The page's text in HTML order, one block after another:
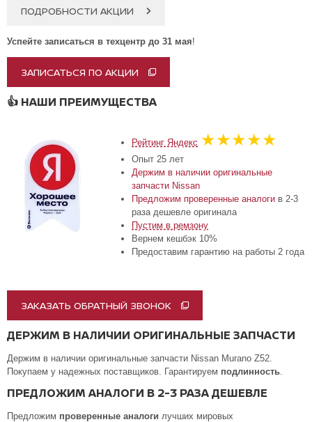
ПОДРОБНОСТИ АКЦИИ
Успейте записаться в техцентр до 31 мая!
ЗАПИСАТЬСЯ ПО АКЦИИ
👍 НАШИ ПРЕИМУЩЕСТВА
Рейтинг Яндекс ★★★★★
Опыт 25 лет
Держим в наличии оригинальные
запчасти Nissan
Предложим проверенные аналоги в 2-3
раза дешевле оригинала
Пустим в ремзону
Вернем кешбэк 10%
Предоставим гарантию на работы 2 года
ЗАКАЗАТЬ ОБРАТНЫЙ ЗВОНОК
ДЕРЖИМ В НАЛИЧИИ ОРИГИНАЛЬНЫЕ ЗАПЧАСТИ
Держим в наличии оригинальные запчасти Nissan Murano Z52.
Покупаем у надежных поставщиков. Гарантируем подлинность
ПРЕДЛОЖИМ АНАЛОГИ В 2-3 РАЗА ДЕШЕВЛЕ
Предложим проверенные аналоги лучших мировых